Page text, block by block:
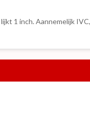
1 inch. Aannemelijk